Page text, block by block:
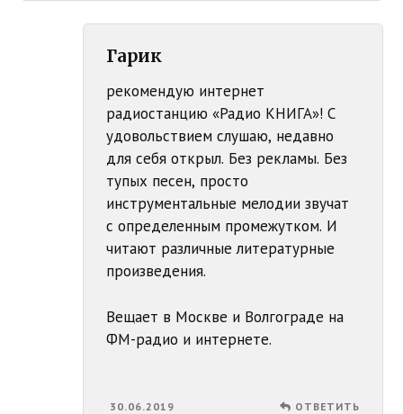
Гарик
рекомендую интернет
радиостанцию «Радио КНИГА»! С
удовольствием слушаю, недавно
для себя открыл. Без рекламы. Без
тупых песен, просто
инструментальные мелодии звучат
с определенным промежутком. И
читают различные литературные
произведения.
Вещает в Москве и Волгограде на
ФМ-радио и интернете.
30.06.2019 ОТВЕТИТЬ